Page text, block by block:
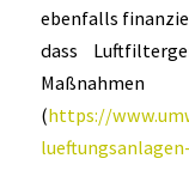
ebenfalls
dass
(https://